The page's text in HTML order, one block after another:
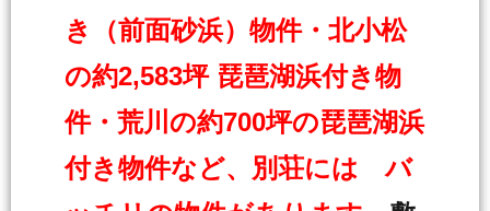
き（前面砂浜）物件・北小松
の約2,583坪 琵琶湖浜付き物
件・荒川の約700坪の琵琶湖浜
付き物件など、別荘には バ